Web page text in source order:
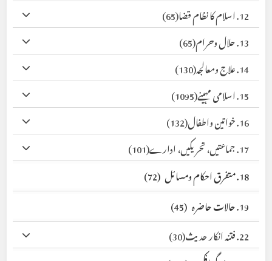
12. اسلام کا نظام قضا
(65)
13. حلال وحرام
(65)
14. علاج ومعالجہ
(130)
15. اسلامی مہینے
(1095)
16. خواتین واطفال
(132)
17. جماعتیں، تحریکیں، ادارے
(101)
18. متفرق احکام ومسائل
(72)
19. حالات حاضرہ
(45)
22. فتنہ انکار حدیث
(30)